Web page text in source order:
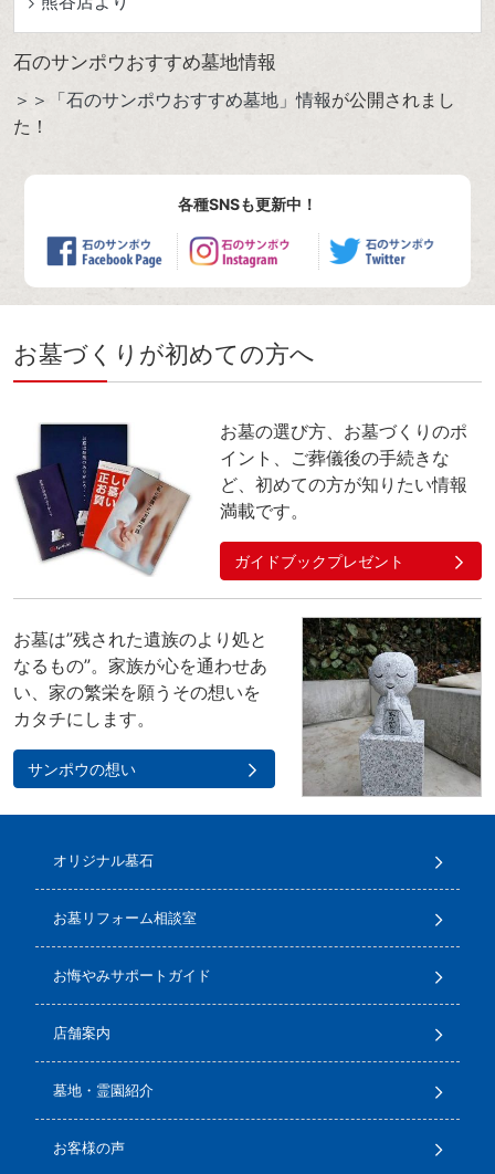
石のサンポウおすすめ墓地情報
＞＞「石のサンポウおすすめ墓地」情報が公開されまし
た！
各種SNSも更新中！
お墓づくりが初めての方へ
お墓の選び方、お墓づくりのポ
イント、ご葬儀後の手続きな
ど、初めての方が知りたい情報
満載です。
ガイドブックプレゼント
お墓は”残された遺族のより処と
なるもの”。家族が心を通わせあ
い、家の繁栄を願うその想いを
カタチにします。
サンポウの想い
オリジナル墓石
お墓リフォーム相談室
お悔やみサポートガイド
店舗案内
墓地・霊園紹介
お客様の声